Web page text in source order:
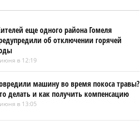
еще одного района Гомеля
об отключении горячей
в 12:19
машину во время покоса травы?
делать и как получить компенсацию
в 13:05